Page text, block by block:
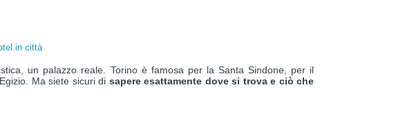
in città
un palazzo reale. Torino è famosa per la Santa Sindone, per il
Ma siete sicuri di sapere esattamente dove si trova e ciò che